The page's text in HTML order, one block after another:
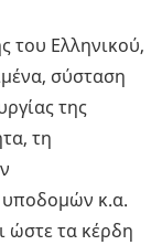
του Ελληνικού,
σύσταση
της
τη
κ.α.
ώστε τα κέρδη